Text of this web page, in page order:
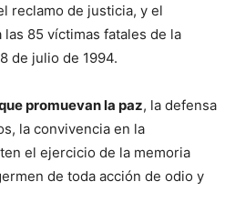
reclamo de justicia, y el
85 víctimas fatales de la
de julio de 1994.
promuevan la paz, la defensa
la convivencia en la
el ejercicio de la memoria
de toda acción de odio y